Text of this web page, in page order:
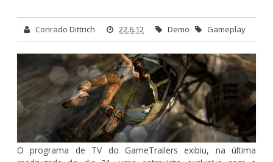
Conrado Dittrich 22.6.12 Demo Gameplay
O programa de TV do GameTrailers exibiu, na última